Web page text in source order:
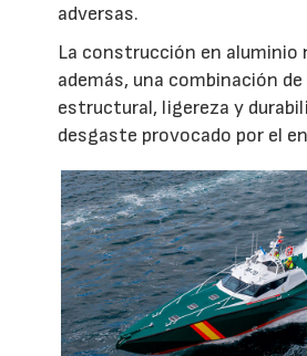
adversas.
La construcción en aluminio
además, una combinación
estructural, ligereza y
desgaste provocado por el